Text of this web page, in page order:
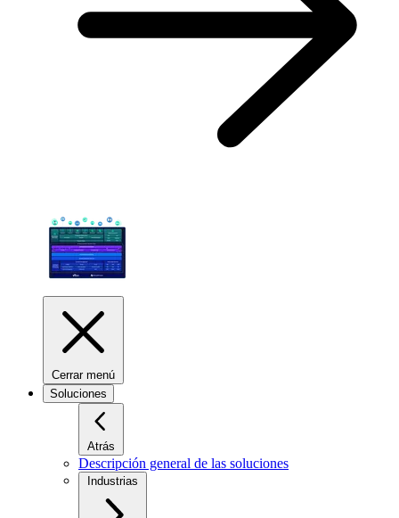
Cerrar menú
Soluciones
Atrás
Descripción general de las soluciones
Industrias